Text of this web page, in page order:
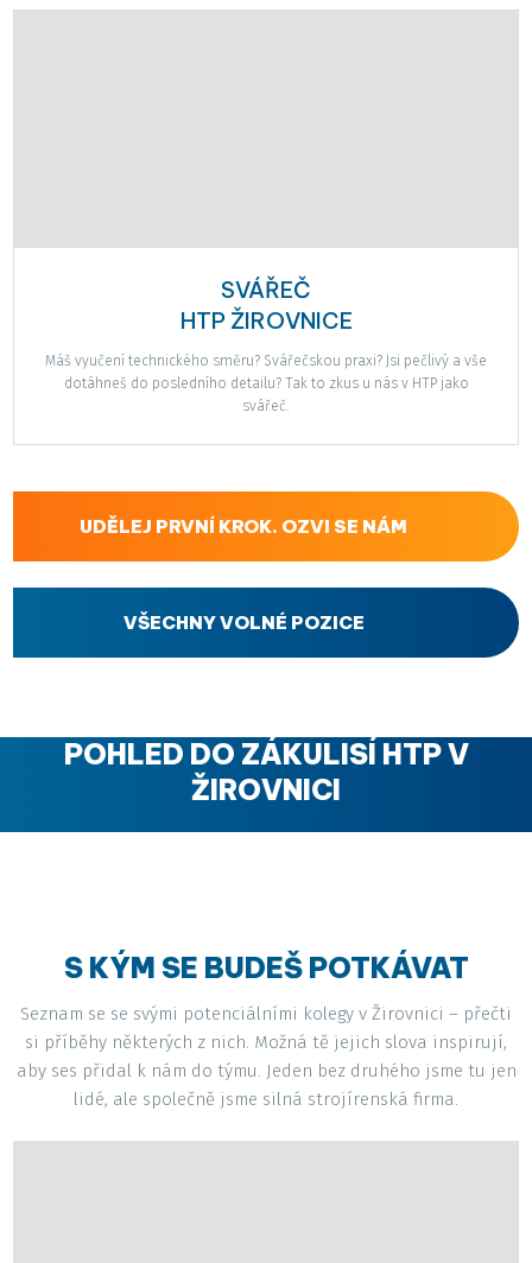
SVÁŘEČ
HTP ŽIROVNICE
Máš vyučení technického směru? Svářečskou praxi? Jsi pečlivý a vše
dotáhneš do posledního detailu? Tak to zkus u nás v HTP jako
svářeč.
UDĚLEJ PRVNÍ KROK. OZVI SE NÁM
VŠECHNY VOLNÉ POZICE
POHLED DO ZÁKULISÍ HTP V
ŽIROVNICI
S KÝM SE BUDEŠ POTKÁVAT
Seznam se se svými potenciálními kolegy v Žirovnici – přečti
si příběhy některých z nich. Možná tě jejich slova inspirují,
aby ses přidal k nám do týmu. Jeden bez druhého jsme tu jen
lidé, ale společně jsme silná strojírenská firma.